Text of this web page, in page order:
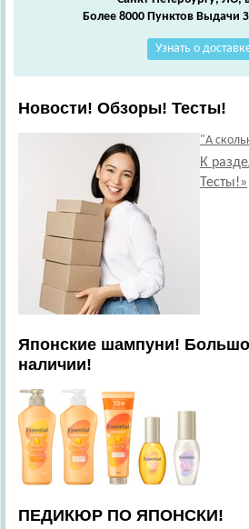
Более 8000 Пунктов Выдачи
Узнать о
Новости! Обзоры! Тесты!
"А
К
Тесты!»
Японские шампуни!
наличии!
ПЕДИКЮР ПО ЯПОНСКИ!